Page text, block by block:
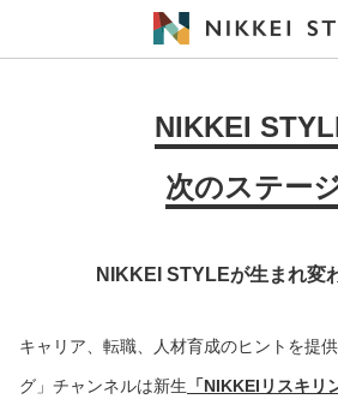
NIKKEI
次のステー
NIKKEI STYLEが生まれ変
キャリア、転職、人材育成のヒントを提
グ」チャンネルは新生 「NIKKEIリスキリ